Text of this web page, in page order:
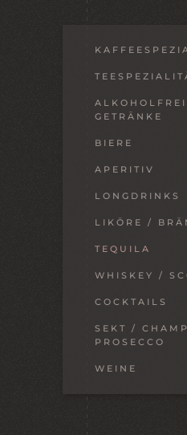
GETRÄNKE
BIERE
APERITIV
LONGDRINKS
LIKÖRE /
TEQUILA
WHISKEY /
COCKTAILS
SEKT /
PROSECCO
WEINE